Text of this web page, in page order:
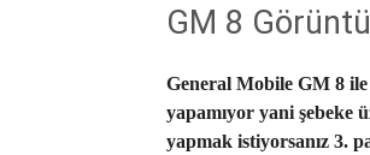
GM 8
General Mobile GM 8
yapamıyor yani şebeke
yapmak istiyorsanız 3.